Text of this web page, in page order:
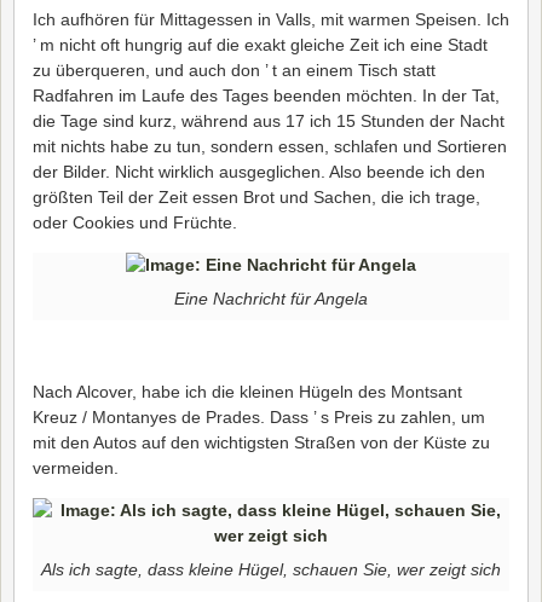
Ich aufhören für Mittagessen in Valls, mit warmen Speisen. Ich
’ m nicht oft hungrig auf die exakt gleiche Zeit ich eine Stadt
zu überqueren, und auch don ’ t an einem Tisch statt
Radfahren im Laufe des Tages beenden möchten. In der Tat,
die Tage sind kurz, während aus 17 ich 15 Stunden der Nacht
mit nichts habe zu tun, sondern essen, schlafen und Sortieren
der Bilder. Nicht wirklich ausgeglichen. Also beende ich den
größten Teil der Zeit essen Brot und Sachen, die ich trage,
oder Cookies und Früchte.
Eine Nachricht für Angela
Nach Alcover, habe ich die kleinen Hügeln des Montsant
Kreuz / Montanyes de Prades. Dass ’ s Preis zu zahlen, um
mit den Autos auf den wichtigsten Straßen von der Küste zu
vermeiden.
Als ich sagte, dass kleine Hügel, schauen Sie, wer zeigt sich